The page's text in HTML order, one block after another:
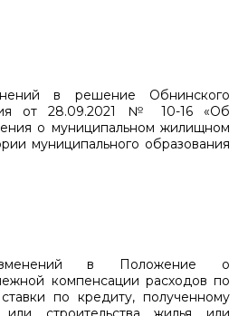
в решение Обнинского
от 28.09.2021 № 10-16 «Об
о муниципальном жилищном
муниципального образования
в Положение о
компенсации расходов по
по кредиту, полученному